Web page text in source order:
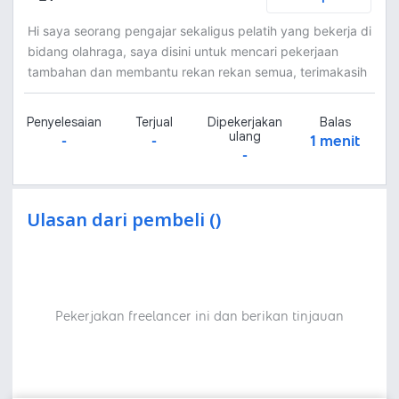
Hi saya seorang pengajar sekaligus pelatih yang bekerja di
bidang olahraga, saya disini untuk mencari pekerjaan
tambahan dan membantu rekan rekan semua, terimakasih
Penyelesaian
-
Terjual
-
Dipekerjakan
ulang
-
Balas
1 menit
Ulasan dari pembeli ()
Pekerjakan freelancer ini dan berikan tinjauan